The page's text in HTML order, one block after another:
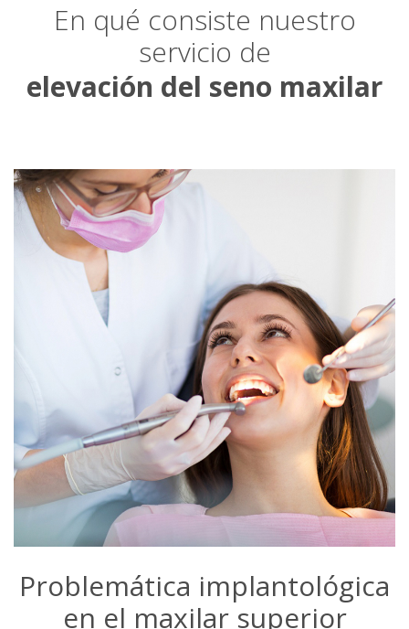
En qué consiste nuestro
servicio de
elevación del seno maxilar
Problemática implantológica
en el maxilar superior